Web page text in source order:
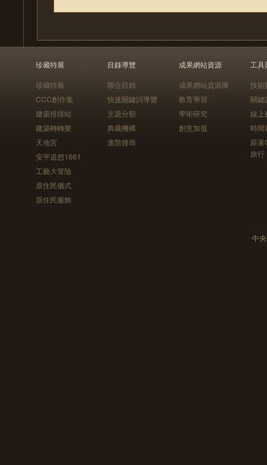
珍藏特展
珍藏特展
CCC創作集
建築排排站
建築轉轉樂
天地宮
安平追想1661
工藝大冒險
原住民儀式
原住民服飾
目錄導覽
聯合目錄
快速關鍵詞導覽
主題分類
典藏機構
進階搜尋
成果網站資源
成果網站資源庫
教育學習
學術研究
創意加值
工具
技術
關鍵
線上
時間
跟
旅行
中